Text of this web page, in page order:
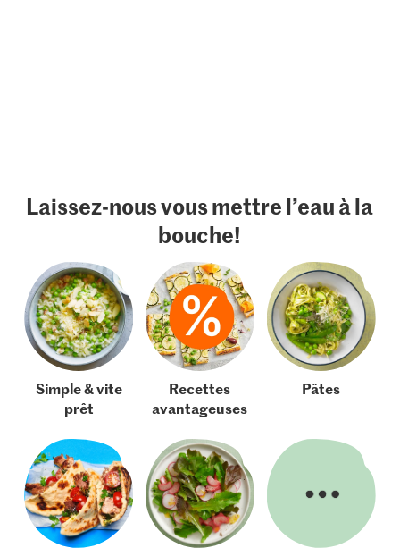
Laissez-nous vous mettre l’eau à la
bouche!
Simple & vite
prêt
Recettes
avantageuses
Pâtes